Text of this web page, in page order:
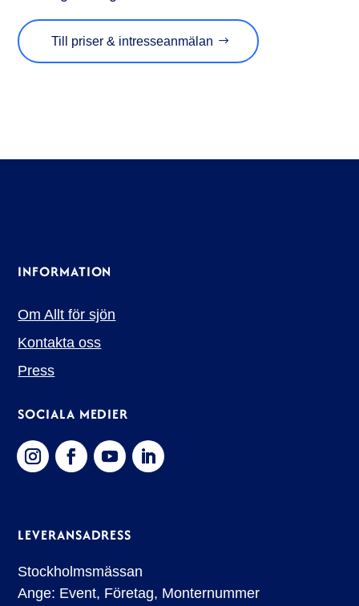
Till priser & intresseanmälan
INFORMATION
Om Allt för sjön
Kontakta oss
Press
SOCIALA MEDIER
LEVERANSADRESS
Stockholmsmässan
Ange: Event, Företag, Monternummer